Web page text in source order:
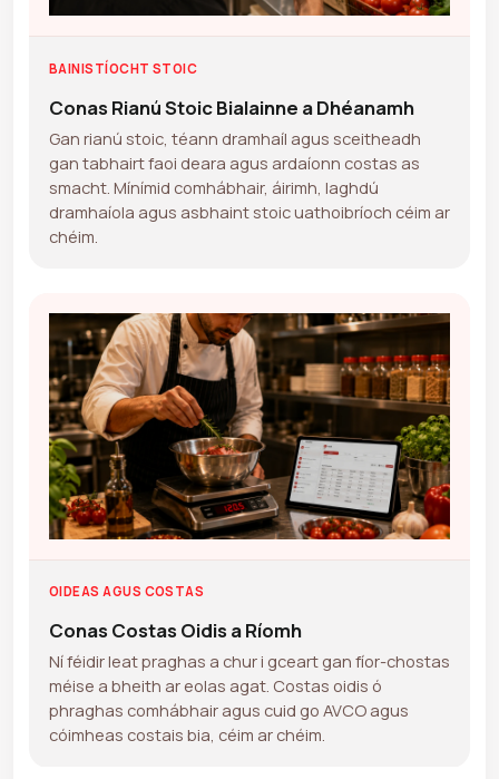
BAINISTÍOCHT STOIC
Conas Rianú Stoic Bialainne a Dhéanamh
Gan rianú stoic, téann dramhaíl agus sceitheadh
gan tabhairt faoi deara agus ardaíonn costas as
smacht. Mínímid comhábhair, áirimh, laghdú
dramhaíola agus asbhaint stoic uathoibríoch céim ar
chéim.
OIDEAS AGUS COSTAS
Conas Costas Oidis a Ríomh
Ní féidir leat praghas a chur i gceart gan fíor-chostas
méise a bheith ar eolas agat. Costas oidis ó
phraghas comhábhair agus cuid go AVCO agus
cóimheas costais bia, céim ar chéim.